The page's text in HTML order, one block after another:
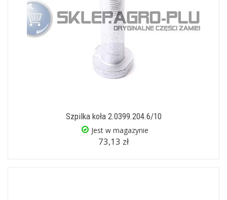
Szpilka koła 2.0399.204.6/10
Jest w magazynie
73,13 zł